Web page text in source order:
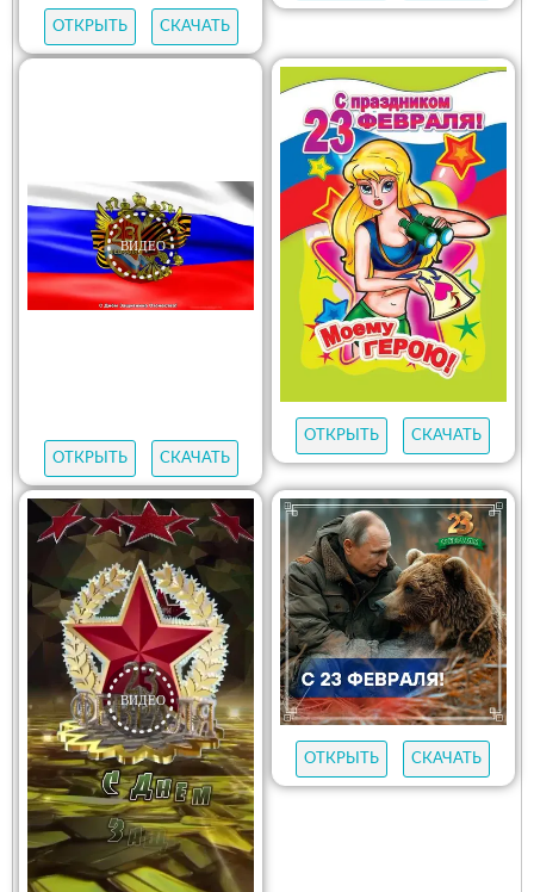
ОТКРЫТЬ СКАЧАТЬ
ОТКРЫТЬ СКАЧАТЬ
ОТКРЫТЬ СКАЧАТЬ
ОТКРЫТЬ СКАЧАТЬ